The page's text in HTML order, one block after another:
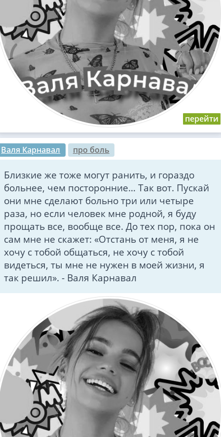
Валя Карнавал про боль
Близкие же тоже могут ранить, и гораздо
больнее, чем посторонние… Так вот. Пускай
они мне сделают больно три или четыре
раза, но если человек мне родной, я буду
прощать все, вообще все. До тех пор, пока он
сам мне не скажет: «Отстань от меня, я не
хочу с тобой общаться, не хочу с тобой
видеться, ты мне не нужен в моей жизни, я
так решил». - Валя Карнавал